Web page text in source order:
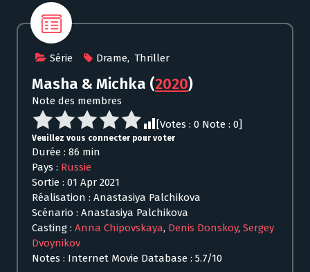
Série Drame, Thriller
Masha & Michka (2020)
Note des membres
[Votes : 0 Note : 0]
Veuillez vous connecter pour voter
Durée : 86 min
Pays : Russie
Sortie : 01 Apr 2021
Réalisation : Anastasiya Palchikova
Scénario : Anastasiya Palchikova
Casting : Anna Chipovskaya, Denis Donskoy, Sergey
Dvoynikov
Notes : Internet Movie Database : 5.7/10